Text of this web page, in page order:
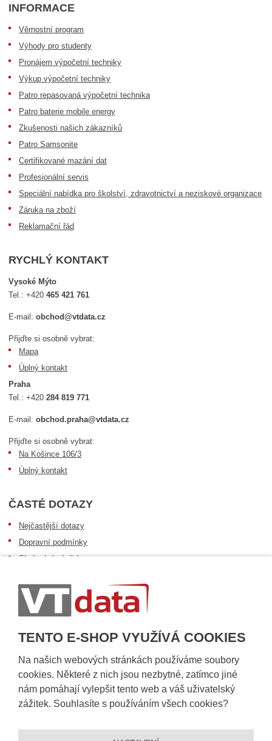
TENTO E-SHOP VYUŽÍVÁ COOKIES
Na našich webových stránkách používáme soubory
cookies. Některé z nich jsou nezbytné, zatímco jiné
nám pomáhají vylepšit tento web a váš uživatelský
zážitek. Souhlasíte s používáním všech cookies?
INFORMACE
Věrnostní program
Výhody pro studenty
Pronájem výpočetní techniky
Výkup výpočetní techniky
Patro repasovaná výpočetní technika
Patro baterie mobile energy
Zkušenosti našich zákazníků
Patro Samsonite
Certifikované mazání dat
Profesionální servis
Speciální nabídka pro školství, zdravotnictví a neziskové organizace
Záruka na zboží
Reklamační řád
RYCHLÝ KONTAKT
Vysoké Mýto
Tel.:+420465 421 761
E-mail:obchod@vtdata.cz
Přijďte si osobně vybrat:
Mapa
Úplný kontakt
Praha
Tel.:+420284 819 771
E-mail:obchod.praha@vtdata.cz
Přijďte si osobně vybrat:
Na Košince 106/3
Úplný kontakt
ČASTÉ DOTAZY
Nejčastější dotazy
Dopravní podmínky
Sledování zásilek
Informace k dostupnosti zboží
Obecné informace